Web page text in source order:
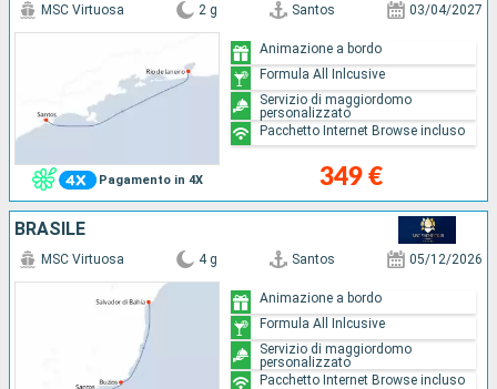
Pagamento in 4X
MSC Virtuosa 2 g Santos 03/04/2027
349 €
Animazione a bordo
Formula All Inlcusive
Servizio di maggiordomo
personalizzato
Pacchetto Internet Browse incluso
BRASILE
MSC Virtuosa 4 g Santos 05/12/2026
Animazione a bordo
Formula All Inlcusive
Servizio di maggiordomo
personalizzato
Pacchetto Internet Browse incluso